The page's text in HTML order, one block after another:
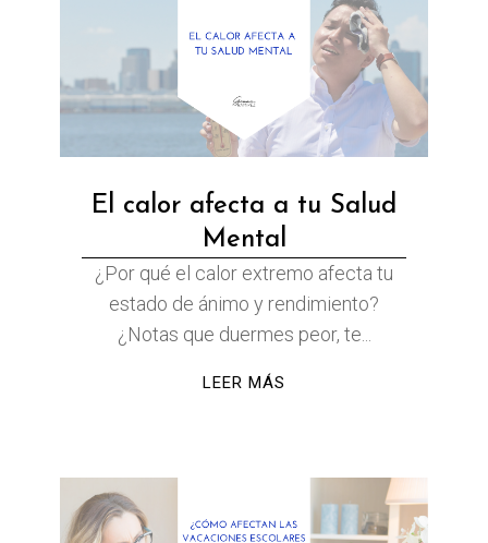
El calor afecta a tu Salud
Mental
¿Por qué el calor extremo afecta tu
estado de ánimo y rendimiento?
¿Notas que duermes peor, te...
LEER MÁS